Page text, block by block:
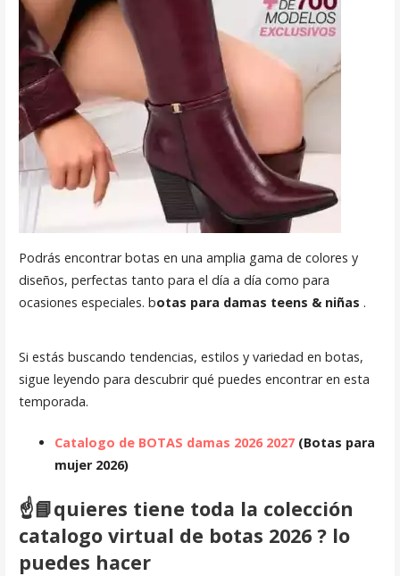
Podrás encontrar botas en una amplia gama de colores y
diseños, perfectas tanto para el día a día como para
ocasiones especiales. botas para damas teens & niñas .
Si estás buscando tendencias, estilos y variedad en botas,
sigue leyendo para descubrir qué puedes encontrar en esta
temporada.
Catalogo de BOTAS damas 2026 2027 (Botas para
mujer 2026)
☝️📘quieres tiene toda la colección
catalogo virtual de botas 2026 ? lo
puedes hacer